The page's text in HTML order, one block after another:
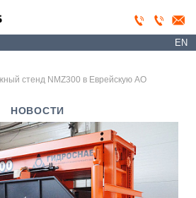
EN
стенд NMZ300 в Еврейскую АО
НОВОСТИ